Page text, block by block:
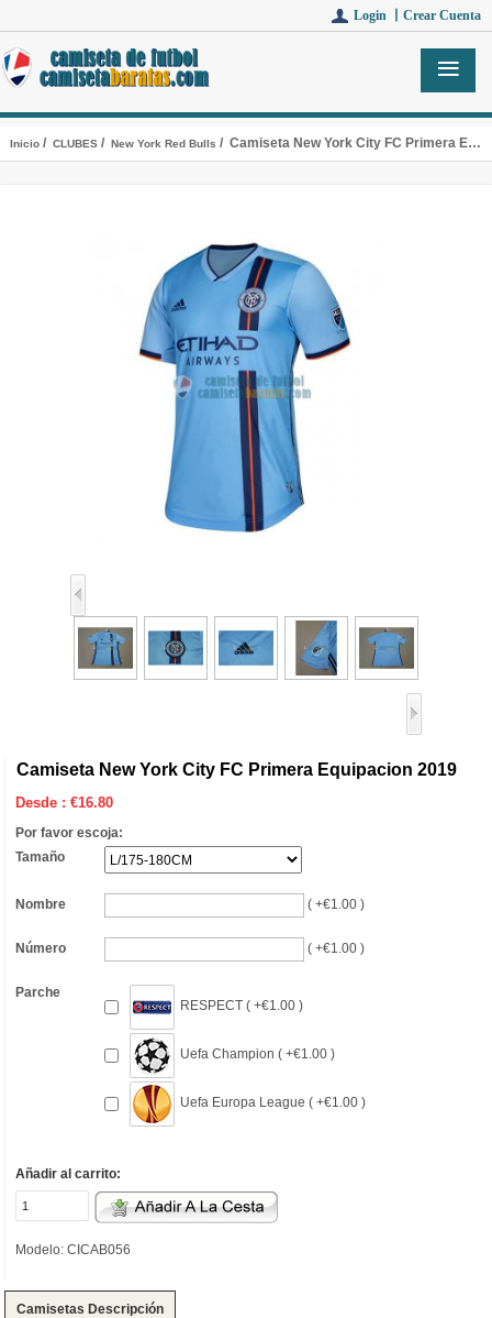
Login 丨 Crear Cuenta
Inicio/ CLUBES/ New York Red Bulls / Camiseta New York City FC Primera Equipacion 2019
Camiseta New York City FC Primera Equipacion 2019
Desde :€16.80
Por favor escoja:
Tamaño
Nombre ( +€1.00 )
Número ( +€1.00 )
Parche
RESPECT ( +€1.00 )
Uefa Champion ( +€1.00 )
Uefa Europa League ( +€1.00 )
Añadir al carrito:
Modelo: CICAB056
Camisetas Descripción